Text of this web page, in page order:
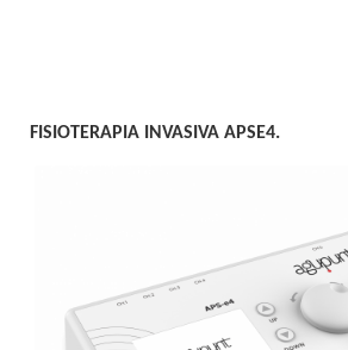
FISIOTERAPIA INVASIVA APSE4.